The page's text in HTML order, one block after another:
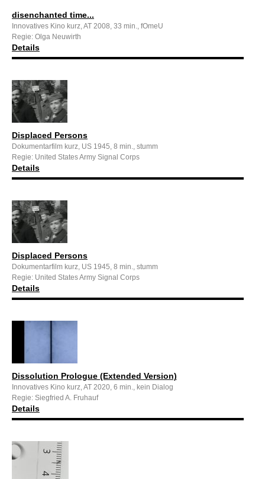
disenchanted time...
Innovatives Kino kurz, AT 2008, 33 min., fOmeU
Regie: Olga Neuwirth
Details
Displaced Persons
Dokumentarfilm kurz, US 1945, 8 min., stumm
Regie: United States Army Signal Corps
Details
Displaced Persons
Dokumentarfilm kurz, US 1945, 8 min., stumm
Regie: United States Army Signal Corps
Details
Dissolution Prologue (Extended Version)
Innovatives Kino kurz, AT 2020, 6 min., kein Dialog
Regie: Siegfried A. Fruhauf
Details